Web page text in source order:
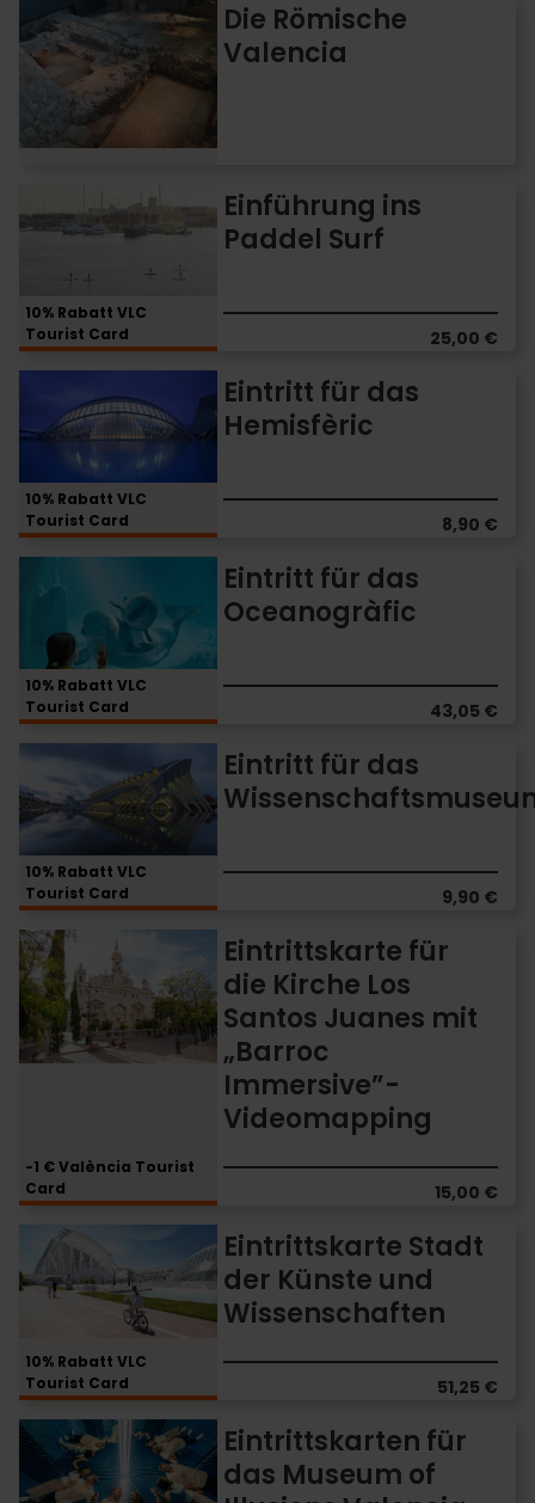
Die Römische
Valencia
Römische
Valencia
10% Rabatt VLC
Tourist Card
Einführung ins
Paddel Surf
25,00 €
ins
10% Rabatt VLC
Tourist Card
Eintritt für das
Hemisfèric
8,90 €
das
Hemisfèric
10% Rabatt VLC
Tourist Card
Eintritt für das
Oceanogràfic
43,05 €
Oceanogràfic
10% Rabatt VLC
Tourist Card
Eintritt für das
9,90 €
Eintritt
das
Wissenschaftsmuseum
-1 € València Tourist
Card
Eintrittskarte für
die Kirche Los
Santos Juanes mit
„Barroc
Immersive”-
Videomapping
15,00 €
Eintrittskarte
für
die
Kirche
Los
Santos
Immersive”-
Videomapping
10% Rabatt VLC
Tourist Card
Eintrittskarte Stadt
der Künste und
Wissenschaften
51,25 €
Eintrittskarte
Stadt
der
Wissenschaften
Eintrittskarten für
das Museum of
Eintrittskarten
für
das